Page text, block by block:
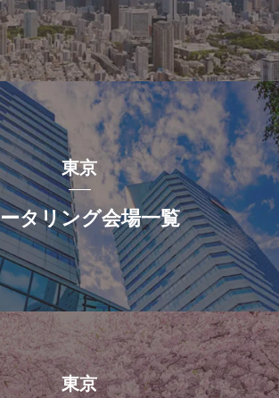
東京
タリング会場一覧
東京